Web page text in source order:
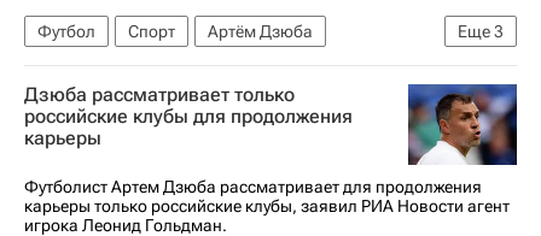
Еще3
Футбол Спорт
Артём Дзюба
Акрон (Тольятти)
Зенит
Суперкубок России по футболу
Дзюба рассматривает только
российские клубы для продолжения
карьеры
Футболист Артем Дзюба рассматривает для продолжения
карьеры только российские клубы, заявил РИА Новости агент
игрока Леонид Гольдман.